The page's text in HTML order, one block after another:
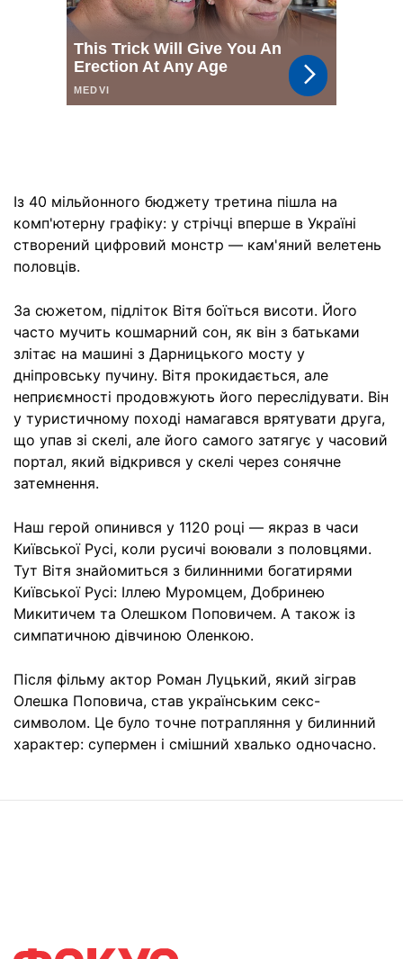
Із 40 мільйонного бюджету третина пішла на
комп'ютерну графіку: у стрічці вперше в Україні
створений цифровий монстр — кам'яний велетень
половців.
За сюжетом, підліток Вітя боїться висоти. Його
часто мучить кошмарний сон, як він з батьками
злітає на машині з Дарницького мосту у
дніпровську пучину. Вітя прокидається, але
неприємності продовжують його переслідувати. Він
у туристичному поході намагався врятувати друга,
що упав зі скелі, але його самого затягує у часовий
портал, який відкрився у скелі через сонячне
затемнення.
Наш герой опинився у 1120 році — якраз в часи
Київської Русі, коли русичі воювали з половцями.
Тут Вітя знайомиться з билинними богатирями
Київської Русі: Іллею Муромцем, Добринею
Микитичем та Олешком Поповичем. А також із
симпатичною дівчиною Оленкою.
Після фільму актор Роман Луцький, який зіграв
Олешка Поповича, став українським секс-
символом. Це було точне потрапляння у билинний
характер: супермен і смішний хвалько одночасно.